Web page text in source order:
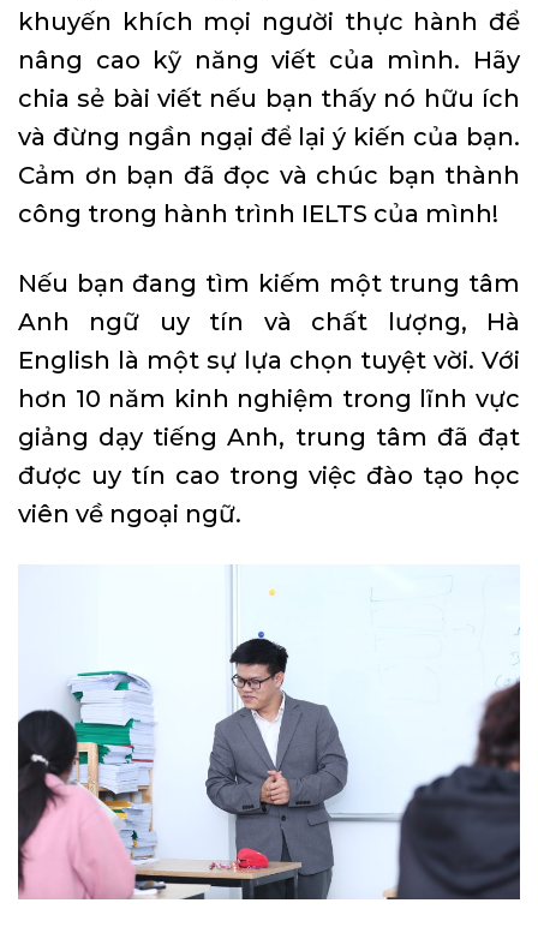
khuyến khích mọi người thực hành để
nâng cao kỹ năng viết của mình. Hãy
chia sẻ bài viết nếu bạn thấy nó hữu ích
và đừng ngần ngại để lại ý kiến của bạn.
Cảm ơn bạn đã đọc và chúc bạn thành
công trong hành trình IELTS của mình!
Nếu bạn đang tìm kiếm một trung tâm
Anh ngữ uy tín và chất lượng, Hà
English là một sự lựa chọn tuyệt vời. Với
hơn 10 năm kinh nghiệm trong lĩnh vực
giảng dạy tiếng Anh, trung tâm đã đạt
được uy tín cao trong việc đào tạo học
viên về ngoại ngữ.